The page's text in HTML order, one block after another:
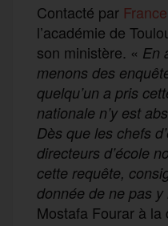
Contacté par
l’académie de
son ministère. « En
menons des
quelqu’un a pris
nationale n’y est
Dès que les chefs
directeurs d’école
cette requête,
donnée de ne pas y
Mostafa Fourar à la